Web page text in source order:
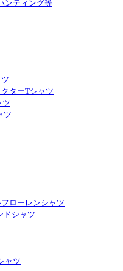
ンティング等
ターTシャツ
ツ
ツ
ローレンシャツ
ドシャツ
ャツ